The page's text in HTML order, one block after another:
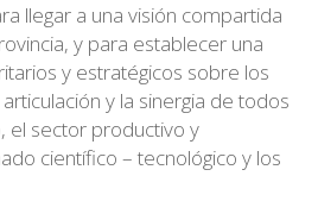
llegar a una visión compartida
y para establecer una
y estratégicos sobre los
y la sinergia de todos
el sector productivo y
científico – tecnológico y los